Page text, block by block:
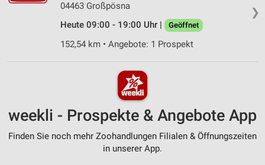
❯
04463 Großpösna
Heute 09:00 - 19:00 Uhr |
Geöffnet
152,54 km • Angebote: 1 Prospekt
weekli - Prospekte & Angebote App
Finden Sie noch mehr Zoohandlungen Filialen & Öffnungszeiten
in unserer App.